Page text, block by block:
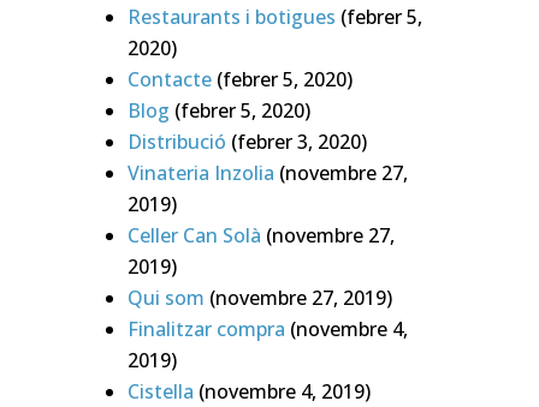
Restaurants i botigues (febrer 5,
2020)
Contacte (febrer 5, 2020)
Blog (febrer 5, 2020)
Distribució (febrer 3, 2020)
Vinateria Inzolia (novembre 27,
2019)
Celler Can Solà (novembre 27,
2019)
Qui som (novembre 27, 2019)
Finalitzar compra (novembre 4,
2019)
Cistella (novembre 4, 2019)